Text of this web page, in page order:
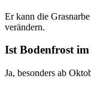
Er kann die
verändern.
Ist Bodenfrost
Ja, besonders ab